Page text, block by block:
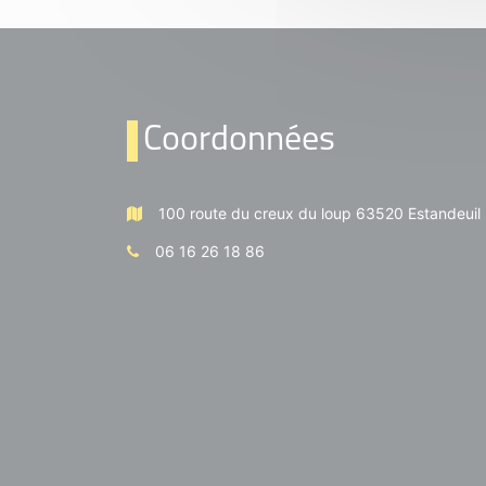
Coordonnées
100 route du creux du loup 63520 Estandeuil
06 16 26 18 86